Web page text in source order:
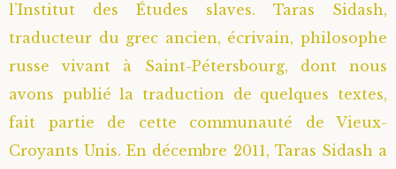
l’Institut des Études slaves. Taras Sidash,
traducteur du grec ancien, écrivain, philosophe
russe vivant à Saint-Pétersbourg, dont nous
avons publié la traduction de quelques textes,
fait partie de cette communauté de Vieux-
Croyants Unis. En décembre 2011, Taras Sidash a